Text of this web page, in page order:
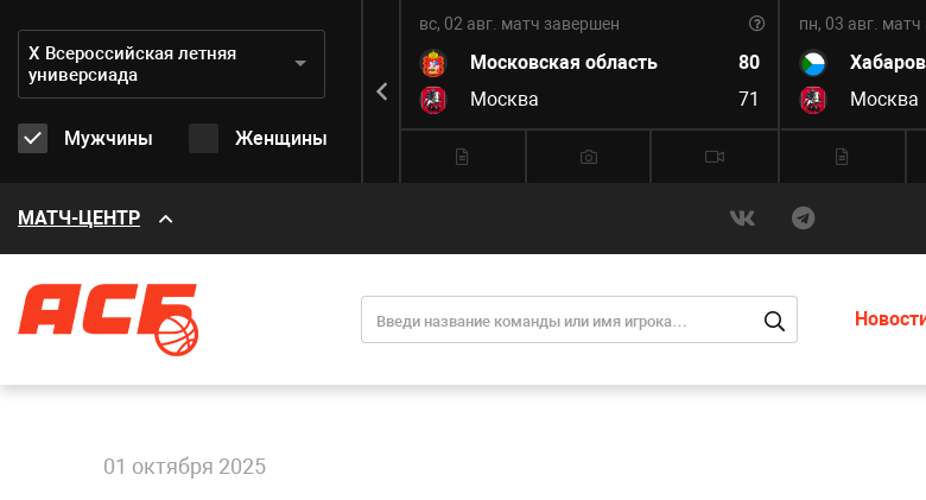
Дивизион:
Х Всероссийская летняя
универсиада
Мужчины Женщины
Хабаровский край
Санкт-Петербург
96
вс, 02 авг. матч завершен
Московская область
80
Москва
71
пн, 03 авг. матч
Москва
МАТЧ-ЦЕНТР
01 октября 2025